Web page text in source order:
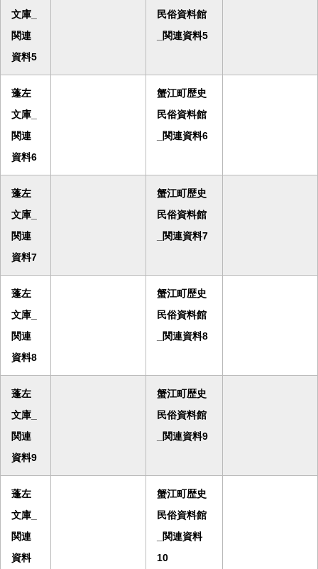
文庫_
関連
資料5
民俗資料館
_関連資料5
蓬左
文庫_
関連
資料6
蟹江町歴史
民俗資料館
_関連資料6
蓬左
文庫_
関連
資料7
蟹江町歴史
民俗資料館
_関連資料7
蓬左
文庫_
関連
資料8
蟹江町歴史
民俗資料館
_関連資料8
蓬左
文庫_
関連
資料9
蟹江町歴史
民俗資料館
_関連資料9
蓬左
文庫_
関連
資料
蟹江町歴史
民俗資料館
_関連資料
10